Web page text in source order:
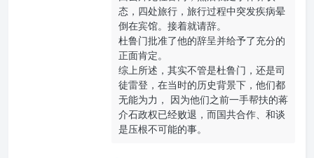
态，四处旅行，旅行过程中突发疾病晕
倒在宾馆。接着就请辞。
杜鲁门批准了他的辞呈并给予了充分的
正面肯定。
综上所述，其实不管是杜鲁门，还是司
徒雷登，在当时的历史背景下，他们都
无能为力， 因为他们之前一手帮扶的蒋
介石政权已经败退，而国共合作、和谈
是压根不可能的事。